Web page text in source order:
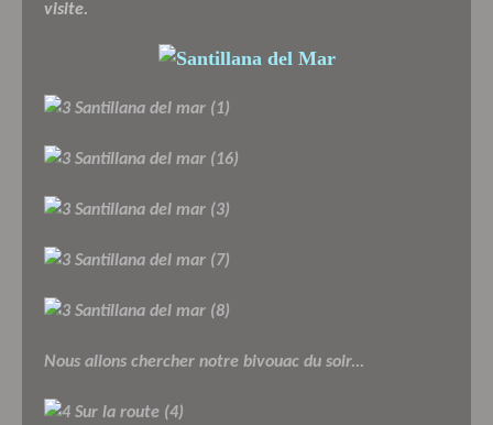
visite.
Nous allons chercher notre bivouac du soir...